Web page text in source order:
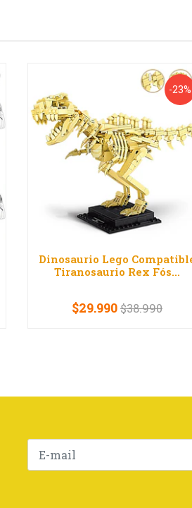
-23%
Dinosaurio Lego
Tiranosaurio Rex Fós...
+
$29.990$38.990